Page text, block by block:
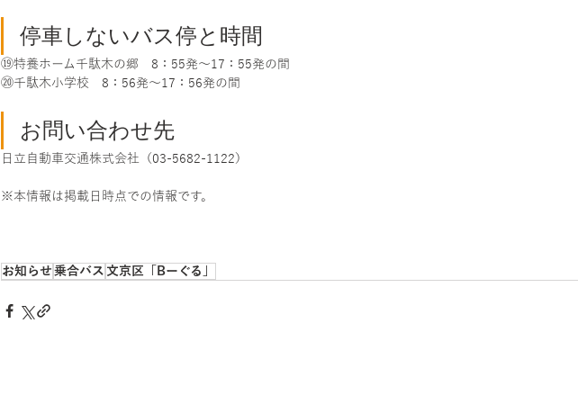
停車しないバス停と時間
⑲特養ホーム千駄木の郷　8：55発～17：55発の間
⑳千駄木小学校　8：56発～17：56発の間
お問い合わせ先
日立自動車交通株式会社（03-5682-1122）
※本情報は掲載日時点での情報です。
お知らせ 乗合バス 文京区「Bーぐる」